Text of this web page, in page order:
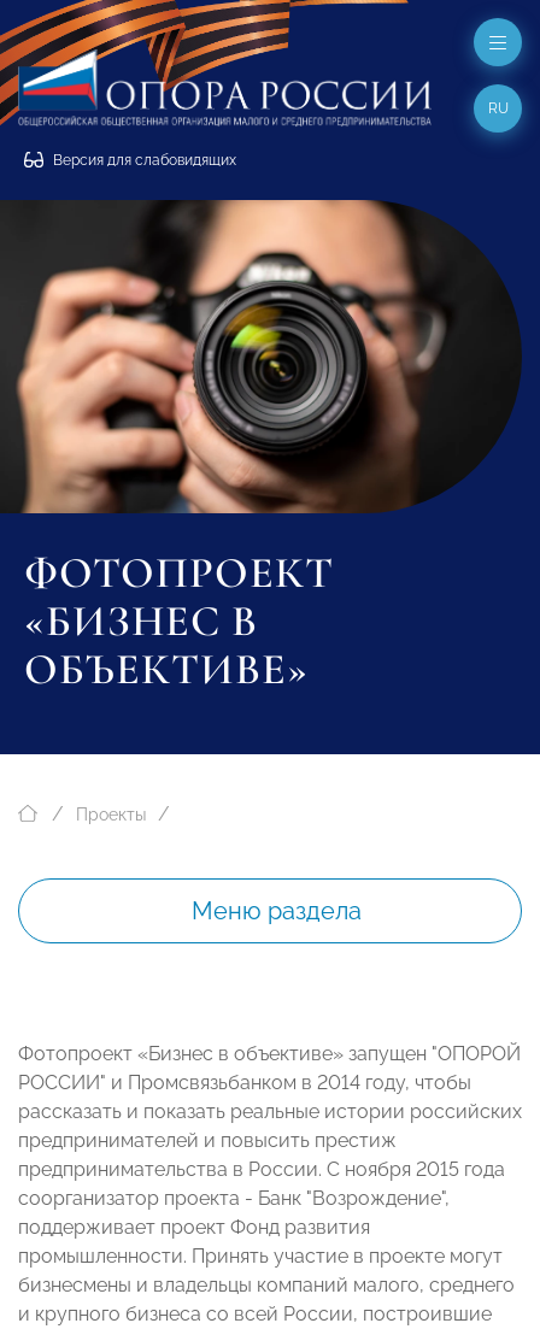
Версия для слабовидящих
RU
ФОТОПРОЕКТ
«БИЗНЕС В
ОБЪЕКТИВЕ»
Проекты
Меню раздела
Фотопроект «Бизнес в объективе» запущен "ОПОРОЙ
РОССИИ" и Промсвязьбанком в 2014 году, чтобы
рассказать и показать реальные истории российских
предпринимателей и повысить престиж
предпринимательства в России. С ноября 2015 года
соорганизатор проекта - Банк "Возрождение",
поддерживает проект Фонд развития
промышленности. Принять участие в проекте могут
бизнесмены и владельцы компаний малого, среднего
и крупного бизнеса со всей России, построившие